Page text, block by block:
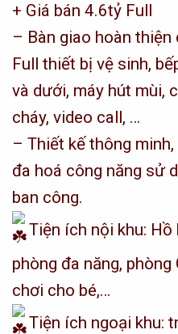
+ Giá bán 4.6tỷ Full
– Bàn giao hoàn thiện
Full thiết bị vệ sinh,
và dưới, máy hút mùi,
cháy, video call, …
– Thiết kế thông
đa hoá công năng sử
ban công.
Tiện ích nội khu: Hồ
phòng đa năng, phòng
chơi cho bé,…
Tiện ích ngoại khu: